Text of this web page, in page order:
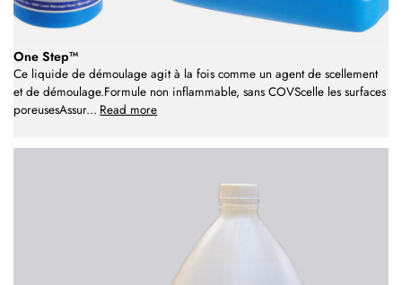
One Step™
Ce liquide de démoulage agit à la fois comme un agent de scellement
et de démoulage.Formule non inflammable, sans COVScelle les surfaces
poreusesAssur... Read more